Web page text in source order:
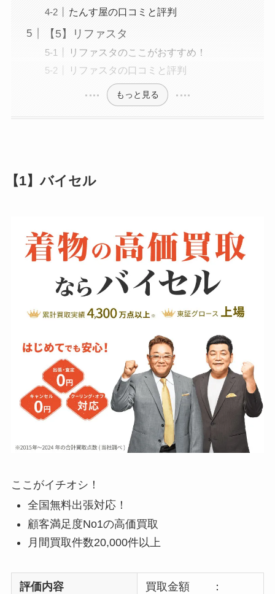
たんす屋の口コミと評判
【5】リファスタ
リファスタのここがおすすめ！
リファスタの口コミと評判
もっと見る
【1】バイセル
ここがイチオシ！
全国無料出張対応！
顧客満足度No1の高価買取
月間買取件数20,000件以上
評価内容
買取金額 ：